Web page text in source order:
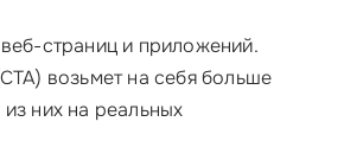
страниц и приложений.
возьмет на себя больше
них на реальных